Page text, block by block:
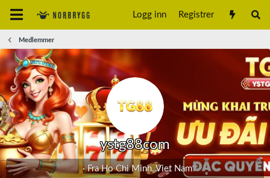
Logg inn Registrer
Medlemmer
ystg88com
·FraHo Chi Minh, Viet Nam